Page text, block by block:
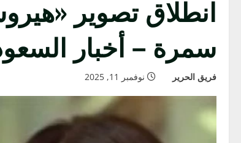
انطلاق تصوير
سمرة – أخبار
فريق الحرير نوفمبر 11, 2025